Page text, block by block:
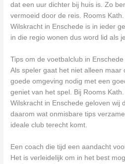
dat een uur dichter bij huis is. Zo
vermoeid door de reis. Rooms
Wilskracht in Enschede is in ieder
in die regio wonen dus word lid als
Tips om de voetbalclub in
Als speler gaat het niet alleen maar
goede omgeving nodig met een
geniet van het spel. Bij Rooms
Wilskracht in Enschede geloven wij
daarom wat onmisbare tips
ideale club terecht komt.
Een coach die tijd een aandacht
Het is verleidelijk om in het best